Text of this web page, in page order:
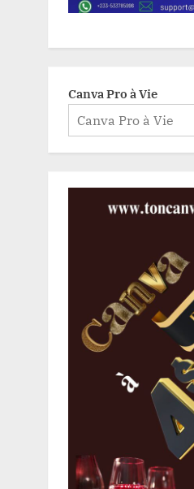
Canva Pro à Vie